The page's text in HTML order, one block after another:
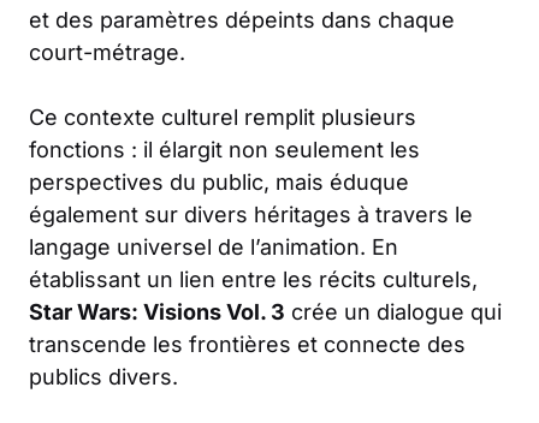
et des paramètres dépeints dans chaque
court-métrage.
Ce contexte culturel remplit plusieurs
fonctions : il élargit non seulement les
perspectives du public, mais éduque
également sur divers héritages à travers le
langage universel de l’animation. En
établissant un lien entre les récits culturels,
Star Wars: Visions Vol. 3 crée un dialogue qui
transcende les frontières et connecte des
publics divers.